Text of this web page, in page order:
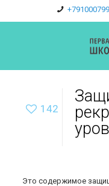
142
Это содержимое